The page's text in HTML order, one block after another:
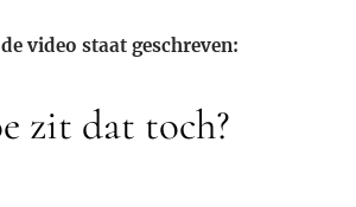
video staat geschreven:
zit dat toch?